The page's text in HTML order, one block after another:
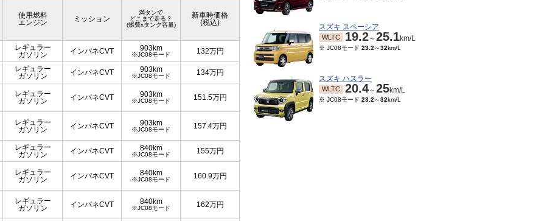
使用燃料
エンジン
ミッション
満タンで
どこまで走る？
(燃費xタンク容量)
新車時価格
(税込)
レギュラー
ガソリン
インパネCVT 903km
※JC08モード 132万円
レギュラー
ガソリン
インパネCVT 903km
※JC08モード 134万円
レギュラー
ガソリン
インパネCVT 903km
※JC08モード 151.5万円
レギュラー
ガソリン
インパネCVT 903km
※JC08モード 157.4万円
レギュラー
ガソリン
インパネCVT 840km
※JC08モード 155万円
レギュラー
ガソリン
インパネCVT 840km
※JC08モード 160.9万円
レギュラー
ガソリン
インパネCVT 840km
※JC08モード 162万円
スズキ スペーシア
WLTC 19.2～25.1km/L
※ JC08モード 23.2 ～32km/L
スズキ ハスラー
WLTC 20.4～25km/L
※ JC08モード 23.2 ～32km/L